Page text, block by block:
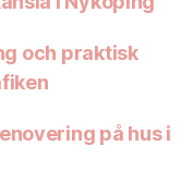
och praktisk
på hus i